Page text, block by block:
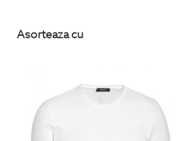
Asorteaza cu